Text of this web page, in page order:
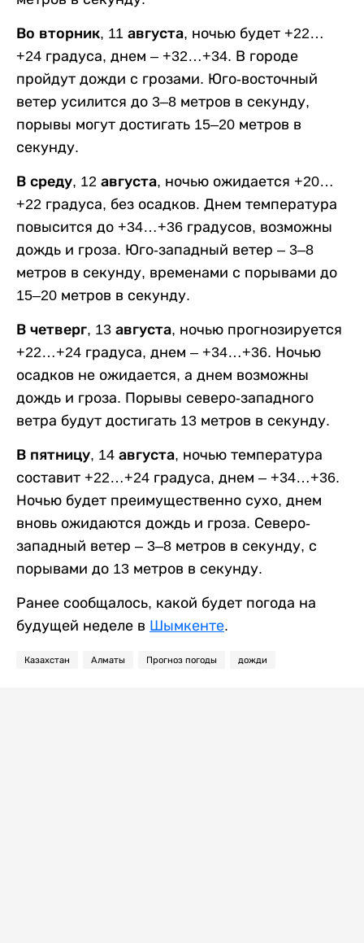
Во вторник, 11 августа, ночью будет +22…
+24 градуса, днем – +32…+34. В городе
пройдут дожди с грозами. Юго-восточный
ветер усилится до 3–8 метров в секунду,
порывы могут достигать 15–20 метров в
секунду.
В среду, 12 августа, ночью ожидается +20…
+22 градуса, без осадков. Днем температура
повысится до +34…+36 градусов, возможны
дождь и гроза. Юго-западный ветер – 3–8
метров в секунду, временами с порывами до
15–20 метров в секунду.
В четверг, 13 августа, ночью прогнозируется
+22…+24 градуса, днем – +34…+36. Ночью
осадков не ожидается, а днем возможны
дождь и гроза. Порывы северо-западного
ветра будут достигать 13 метров в секунду.
В пятницу, 14 августа, ночью температура
составит +22…+24 градуса, днем – +34…+36.
Ночью будет преимущественно сухо, днем
вновь ожидаются дождь и гроза. Северо-
западный ветер – 3–8 метров в секунду, с
порывами до 13 метров в секунду.
Ранее сообщалось, какой будет погода на
будущей неделе в Шымкенте.
Казахстан Алматы Прогноз погоды дожди